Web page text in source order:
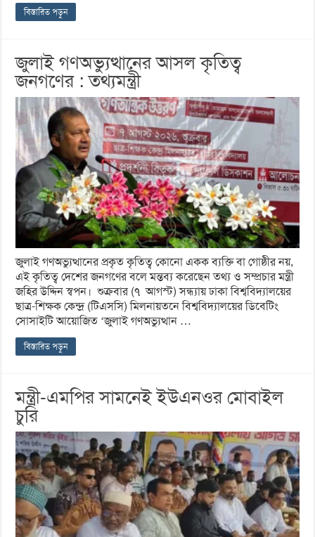
বিস্তারিত পড়ুন
জুলাই গণঅভ্যুত্থানের আসল কৃতিত্ব
জনগণের : তথ্যমন্ত্রী
জুলাই গণঅভ্যুত্থানের প্রকৃত কৃতিত্ব কোনো একক ব্যক্তি বা গোষ্ঠীর নয়,
এই কৃতিত্ব দেশের জনগণের বলে মন্তব্য করেছেন তথ্য ও সম্প্রচার মন্ত্রী
জহির উদ্দিন স্বপন। শুক্রবার (৭ আগস্ট) সন্ধ্যায় ঢাকা বিশ্ববিদ্যালয়ের
ছাত্র-শিক্ষক কেন্দ্র (টিএসসি) মিলনায়তনে বিশ্ববিদ্যালয়ের ডিবেটিং
সোসাইটি আয়োজিত ‘জুলাই গণঅভ্যুত্থান …
বিস্তারিত পড়ুন
মন্ত্রী-এমপির সামনেই ইউএনওর মোবাইল
চুরি